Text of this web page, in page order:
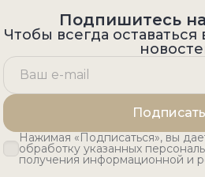
Подпишитесь
Чтобы всегда оставаться
Нажимая «Подписаться», вы
обработку указанных
получения информационной и